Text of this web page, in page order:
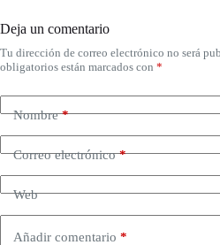
Deja un comentario
Tu dirección de correo electrónico no será
obligatorios están marcados con *
Nombre*
Correo electrónico*
Web
Añadir comentario *